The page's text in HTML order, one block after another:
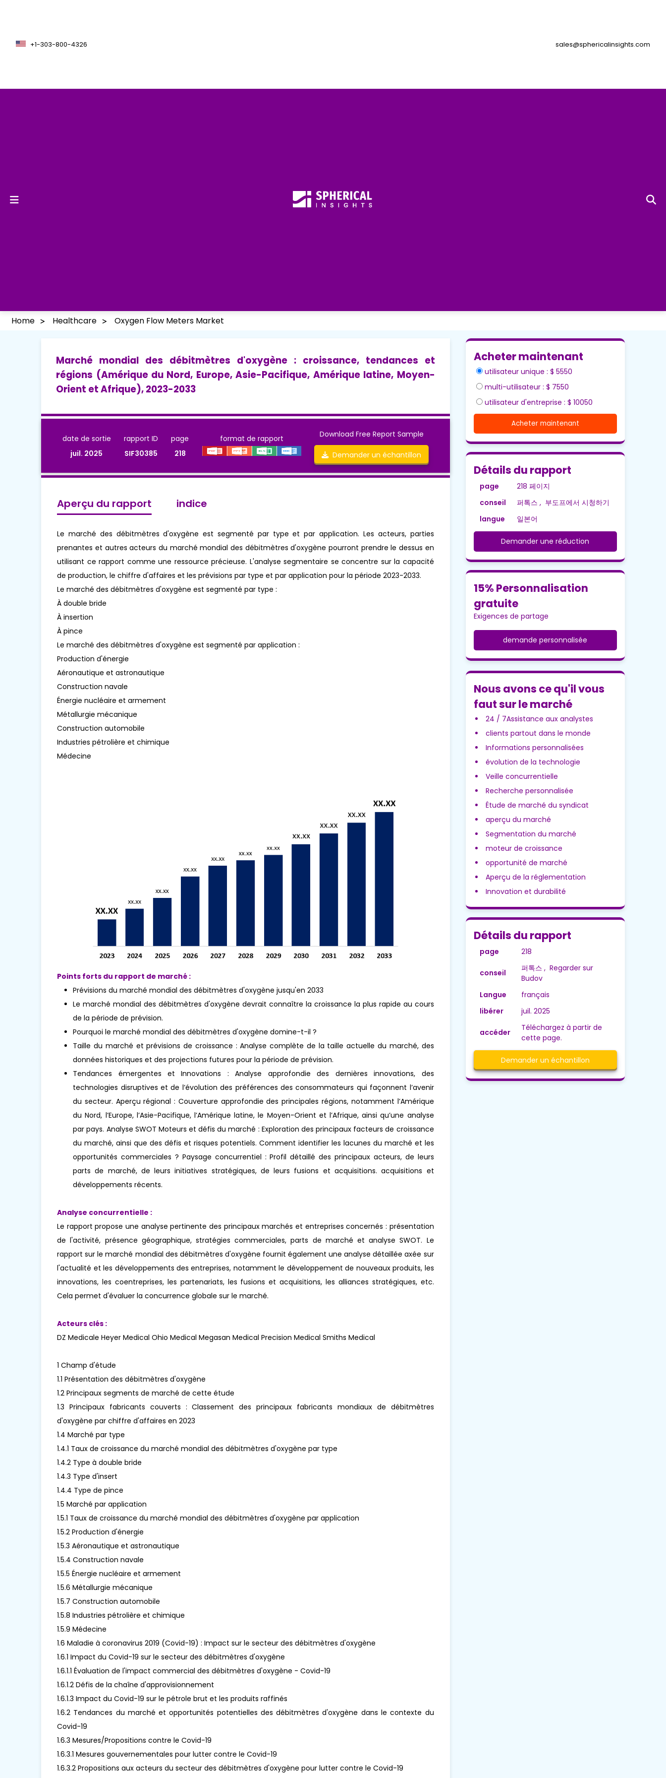
+1-303-800-4326 sales@sphericalinsights.com
Home Healthcare Oxygen Flow Meters Market
Marché mondial des débitmètres d'oxygène : croissance, tendances et
régions (Amérique du Nord, Europe, Asie-Pacifique, Amérique latine, Moyen-
Orient et Afrique), 2023-2033
date de sortie
juil. 2025
rapport ID
SIF30385
page
218
format de rapport Download Free Report Sample
Demander un échantillon
Aperçu du rapport indice
Le marché des débitmètres d'oxygène est segmenté par type et par application. Les acteurs, parties
prenantes et autres acteurs du marché mondial des débitmètres d'oxygène pourront prendre le dessus en
utilisant ce rapport comme une ressource précieuse. L'analyse segmentaire se concentre sur la capacité
de production, le chiffre d'affaires et les prévisions par type et par application pour la période 2023-2033.
Le marché des débitmètres d'oxygène est segmenté par type :
À double bride
À insertion
À pince
Le marché des débitmètres d'oxygène est segmenté par application :
Production d'énergie
Aéronautique et astronautique
Construction navale
Énergie nucléaire et armement
Métallurgie mécanique
Construction automobile
Industries pétrolière et chimique
Médecine
Points forts du rapport de marché :
Prévisions du marché mondial des débitmètres d'oxygène jusqu'en 2033
Le marché mondial des débitmètres d'oxygène devrait connaître la croissance la plus rapide au cours
de la période de prévision.
Pourquoi le marché mondial des débitmètres d'oxygène domine-t-il ?
Taille du marché et prévisions de croissance : Analyse complète de la taille actuelle du marché, des
données historiques et des projections futures pour la période de prévision.
Tendances émergentes et Innovations : Analyse approfondie des dernières innovations, des
technologies disruptives et de l’évolution des préférences des consommateurs qui façonnent l’avenir
du secteur. Aperçu régional : Couverture approfondie des principales régions, notamment l’Amérique
du Nord, l’Europe, l’Asie-Pacifique, l’Amérique latine, le Moyen-Orient et l’Afrique, ainsi qu’une analyse
par pays. Analyse SWOT Moteurs et défis du marché : Exploration des principaux facteurs de croissance
du marché, ainsi que des défis et risques potentiels. Comment identifier les lacunes du marché et les
opportunités commerciales ? Paysage concurrentiel : Profil détaillé des principaux acteurs, de leurs
parts de marché, de leurs initiatives stratégiques, de leurs fusions et acquisitions. acquisitions et
développements récents.
Analyse concurrentielle :
Le rapport propose une analyse pertinente des principaux marchés et entreprises concernés : présentation
de l'activité, présence géographique, stratégies commerciales, parts de marché et analyse SWOT. Le
rapport sur le marché mondial des débitmètres d'oxygène fournit également une analyse détaillée axée sur
l'actualité et les développements des entreprises, notamment le développement de nouveaux produits, les
innovations, les coentreprises, les partenariats, les fusions et acquisitions, les alliances stratégiques, etc.
Cela permet d'évaluer la concurrence globale sur le marché.
Acteurs clés :
DZ Medicale Heyer Medical Ohio Medical Megasan Medical Precision Medical Smiths Medical
1 Champ d'étude
1.1 Présentation des débitmètres d'oxygène
1.2 Principaux segments de marché de cette étude
1.3 Principaux fabricants couverts : Classement des principaux fabricants mondiaux de débitmètres
d'oxygène par chiffre d'affaires en 2023
1.4 Marché par type
1.4.1 Taux de croissance du marché mondial des débitmètres d'oxygène par type
1.4.2 Type à double bride
1.4.3 Type d'insert
1.4.4 Type de pince
1.5 Marché par application
1.5.1 Taux de croissance du marché mondial des débitmètres d'oxygène par application
1.5.2 Production d'énergie
1.5.3 Aéronautique et astronautique
1.5.4 Construction navale
1.5.5 Énergie nucléaire et armement
1.5.6 Métallurgie mécanique
1.5.7 Construction automobile
1.5.8 Industries pétrolière et chimique
1.5.9 Médecine
1.6 Maladie à coronavirus 2019 (Covid-19) : Impact sur le secteur des débitmètres d'oxygène
1.6.1 Impact du Covid-19 sur le secteur des débitmètres d'oxygène
1.6.1.1 Évaluation de l'impact commercial des débitmètres d'oxygène - Covid-19
1.6.1.2 Défis de la chaîne d'approvisionnement
1.6.1.3 Impact du Covid-19 sur le pétrole brut et les produits raffinés
1.6.2 Tendances du marché et opportunités potentielles des débitmètres d'oxygène dans le contexte du
Covid-19
1.6.3 Mesures/Propositions contre le Covid-19
1.6.3.1 Mesures gouvernementales pour lutter contre le Covid-19
1.6.3.2 Propositions aux acteurs du secteur des débitmètres d'oxygène pour lutter contre le Covid-19
Acheter maintenant
utilisateur unique : $ 5550
multi-utilisateur : $ 7550
utilisateur d'entreprise : $ 10050
Acheter maintenant
Détails du rapport
page
218 페이지
conseil
퍼톡스 , 부도프에서 시청하기
langue
일본어
Demander une réduction
15% Personnalisation
gratuite
Exigences de partage
demande personnalisée
Nous avons ce qu'il vous
faut sur le marché
24 / 7Assistance aux analystes
clients partout dans le monde
Informations personnalisées
évolution de la technologie
Veille concurrentielle
Recherche personnalisée
Étude de marché du syndicat
aperçu du marché
Segmentation du marché
moteur de croissance
opportunité de marché
Aperçu de la réglementation
Innovation et durabilité
Détails du rapport
page 218
conseil
퍼톡스 , Regarder sur
Budov
Langue
français
libérer
juil. 2025
accéder
Téléchargez à partir de
cette page.
Demander un échantillon